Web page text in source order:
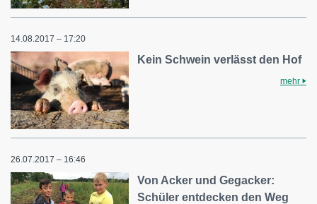
14.08.2017 – 17:20
Kein Schwein verlässt den Hof
mehr
26.07.2017 – 16:46
Von Acker und Gegacker:
Schüler entdecken den Weg